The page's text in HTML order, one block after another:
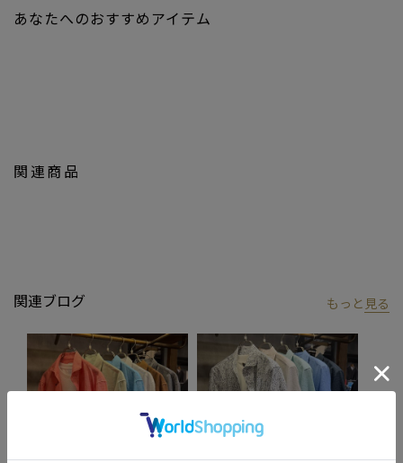
・ホワイトやサックスでまとめた爽やかなワントーンコーデで、
おすすめ
庫がある場合がございます。あわせてご確認ください。
品番：M0863FBH401
商品名：【COOLMAX】フレンチリネン7分袖シャツ＜マシンウォ
ッシャブル・通気性＞
関連商品
あなたへのおすすめアイテム
関連ブログ もっと 見る